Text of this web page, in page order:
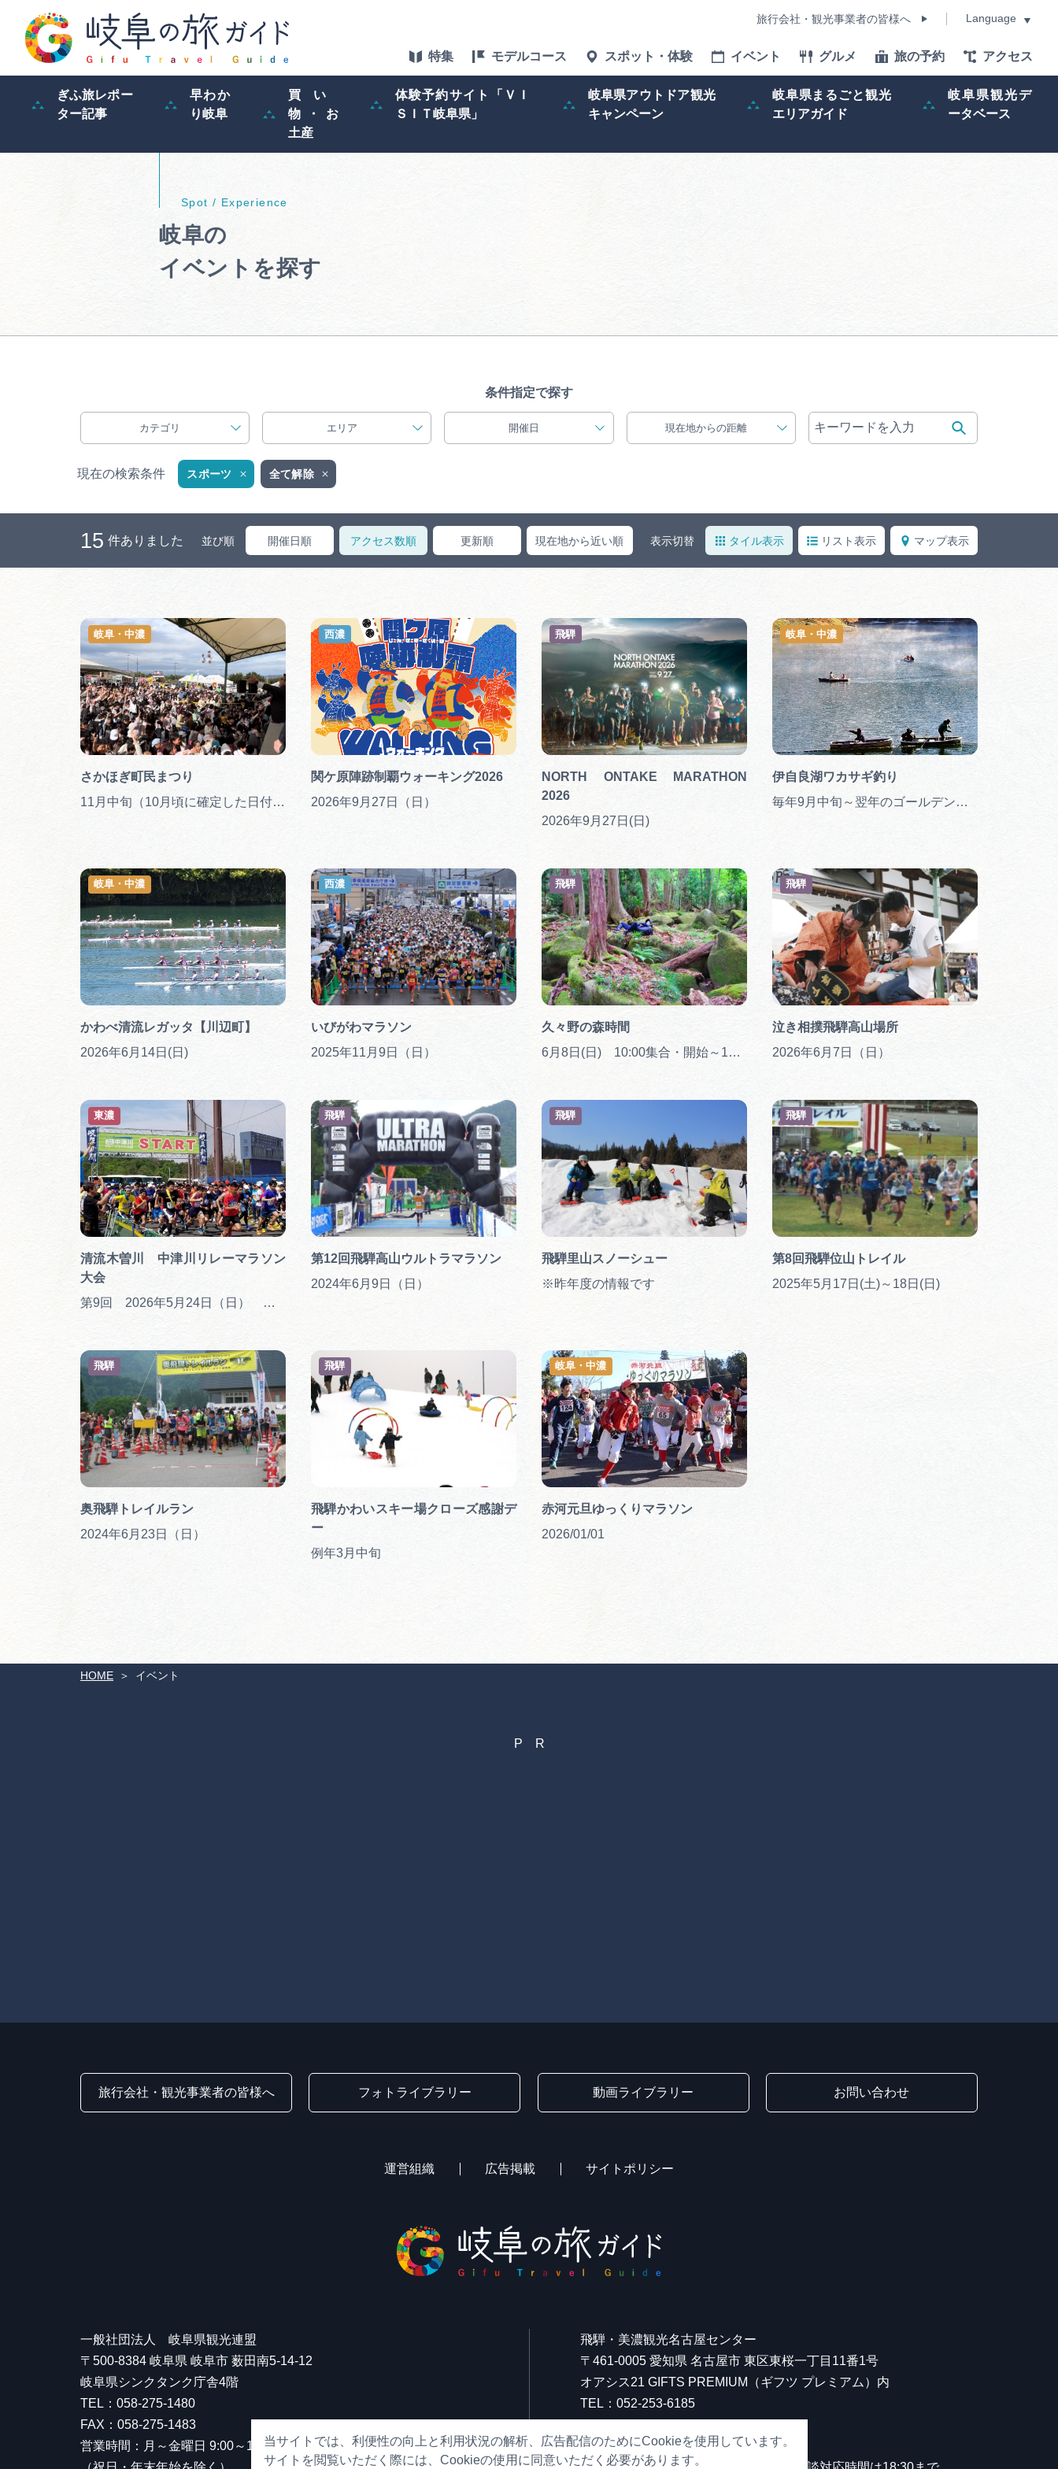
旅行会社・観光事業者の皆様へ Language
特集 モデルコース スポット・体験 イベント グルメ 旅の予約 アクセス
ぎふ旅レポー
ター記事
早わか
り岐阜
買い
物・お
土産
体験予約サイト「ＶＩ
ＳＩＴ岐阜県」
岐阜県アウトドア観光
キャンペーン
岐阜県まるごと観光
エリアガイド
岐阜県観光デ
ータベース
岐阜県アウトドア観光キャン
ペーン
岐阜県まるごと観光エリアガ
旅行会社・観光事業者の皆様へ フォトライブラリー
動画ライブラリー お問い合わせ
運営組織 広告掲載 サイトポリシー
HOME イベント
岐阜の
イベントを探す
条件指定で探す
カテゴリ エリア 開催日 現在地からの距離
現在の検索条件 スポーツ 全て解除
15 件ありました 並び順 開催日順 アクセス数順 更新順 現在地から近い順 表示切替 タイル表示 リスト表示 マップ表示
さかほぎ町民まつり
岐阜・中濃
11月中旬（10月頃に確定した日付のチラシを配布）
関ケ原陣跡制覇ウォーキング2026
西濃
2026年9月27日（日）
NORTH ONTAKE MARATHON
2026
飛騨
2026年9月27日(日)
伊自良湖ワカサギ釣り
岐阜・中濃
毎年9月中旬～翌年のゴールデンウィーク
かわべ清流レガッタ【川辺町】
岐阜・中濃
2026年6月14日(日)
いびがわマラソン
西濃
2025年11月9日（日）
久々野の森時間
飛騨
6月8日(日) 10:00集合・開始～14:30終了
泣き相撲飛騨高山場所
飛騨
2026年6月7日（日）
清流木曽川 中津川リレーマラソン
大会
東濃
第9回 2026年5月24日（日） 雨天決行（ただし主催者判断による）
第12回飛騨高山ウルトラマラソン
飛騨
2024年6月9日（日）
飛騨里山スノーシュー
飛騨
※昨年度の情報です
第8回飛騨位山トレイル
飛騨
2025年5月17日(土)～18日(日)
奥飛騨トレイルラン
飛騨
2024年6月23日（日）
飛騨かわいスキー場クローズ感謝デ
ー
飛騨
例年3月中旬
赤河元旦ゆっくりマラソン
岐阜・中濃
2026/01/01
旅行会社・観光事業者の皆様へ フォトライブラリー 動画ライブラリー お問い合わせ
運営組織 広告掲載 サイトポリシー
一般社団法人 岐阜県観光連盟
〒500-8384 岐阜県 岐阜市 薮田南5-14-12
岐阜県シンクタンク庁舎4階
TEL：058-275-1480
FAX：058-275-1483
営業時間：月～金曜日 9:00～17:00
飛騨・美濃観光名古屋センター
〒461-0005 愛知県 名古屋市 東区東桜一丁目11番1号
オアシス21 GIFTS PREMIUM（ギフツ プレミアム）内
TEL：052-253-6185
営業時間：10:00～21:00
当サイトでは、利便性の向上と利用状況の解析、広告配信のためにCookieを使用しています。
サイトを閲覧いただく際には、Cookieの使用に同意いただく必要があります。